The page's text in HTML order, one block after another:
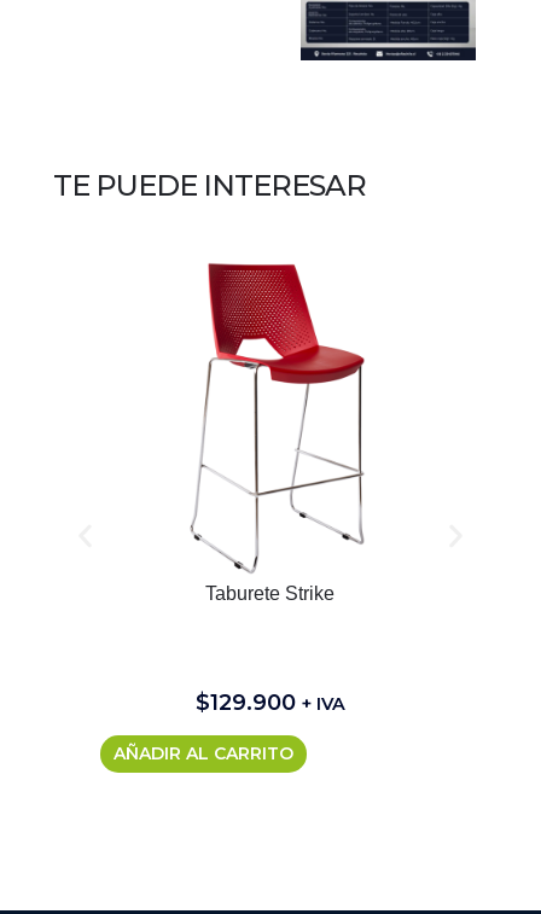
TE PUEDE INTERESAR
Taburete Strike
$129.900 + IVA
AÑADIR AL CARRITO